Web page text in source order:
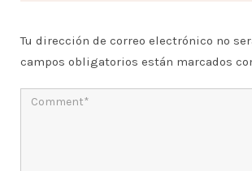
Tu dirección de correo electrónico no
campos obligatorios están marcados